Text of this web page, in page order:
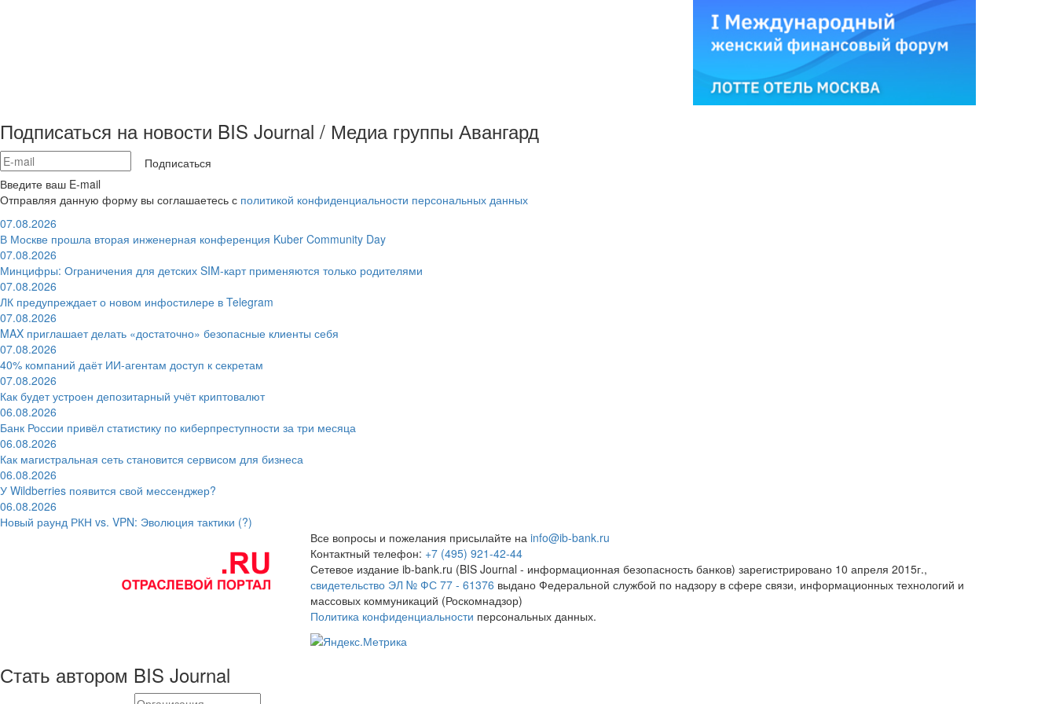
Подписаться на новости BIS Journal / Медиа группы Авангард
Подписаться
Введите ваш E-mail
Отправляя данную форму вы соглашаетесь с политикой конфиденциальности персональных данных
07.08.2026
В Москве прошла вторая инженерная конференция Kuber Community Day
07.08.2026
Минцифры: Ограничения для детских SIM-карт применяются только родителями
07.08.2026
ЛК предупреждает о новом инфостилере в Telegram
07.08.2026
MAX приглашает делать «достаточно» безопасные клиенты себя
07.08.2026
40% компаний даёт ИИ‑агентам доступ к секретам
07.08.2026
Как будет устроен депозитарный учёт криптовалют
06.08.2026
Банк России привёл статистику по киберпреступности за три месяца
06.08.2026
Как магистральная сеть становится сервисом для бизнеса
06.08.2026
У Wildberries появится свой мессенджер?
06.08.2026
Новый раунд РКН vs. VPN: Эволюция тактики (?)
Все вопросы и пожелания присылайте на info@ib-bank.ru
Контактный телефон: +7 (495) 921-42-44
Сетевое издание ib-bank.ru (BIS Journal - информационная безопасность банков) зарегистрировано 10 апреля 2015г.,
свидетельство ЭЛ № ФС 77 - 61376 выдано Федеральной службой по надзору в сфере связи, информационных технологий и
массовых коммуникаций (Роскомнадзор)
Политика конфиденциальности персональных данных.
Стать автором BIS Journal